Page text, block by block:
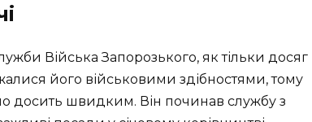
Війська Запорозького, як тільки досяг
його військовими здібностями, тому
досить швидким. Він починав службу з